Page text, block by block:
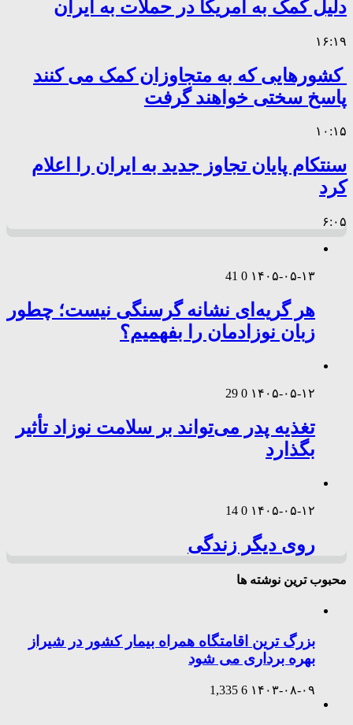
دلیل کمک به آمریکا در حملات به ایران
۱۶:۱۹
کشورهایی که به متجاوزان کمک می کنند
پاسخ سختی خواهند گرفت
۱۰:۱۵
سنتکام پایان تجاوز جدید به ایران را اعلام
کرد
۶:۰۵
۱۴۰۵-۰۵-۱۳ 0
41
هر گریه‌ای نشانه گرسنگی نیست؛ چطور
زبان نوزادمان را بفهمیم؟
۱۴۰۵-۰۵-۱۲ 0
29
تغذیه پدر می‌تواند بر سلامت نوزاد تأثیر
بگذارد
۱۴۰۵-۰۵-۱۲ 0
14
روی دیگر زندگی
محبوب ترین نوشته ها
بزرگ ترین اقامتگاه همراه بیمار کشور در شیراز
بهره برداری می شود
۱۴۰۳-۰۸-۰۹ 6
1,335